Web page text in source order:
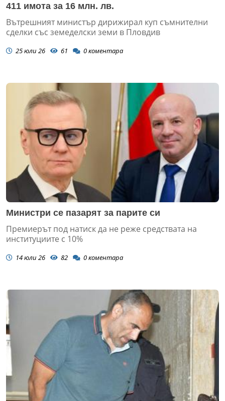
411 имота за 16 млн. лв.
Вътрешният министър дирижирал куп съмнителни
сделки със земеделски земи в Пловдив
25 юли 26 61 0коментара
Министри се пазарят за парите си
Премиерът под натиск да не реже средствата на
институциите с 10%
14 юли 26 82 0коментара